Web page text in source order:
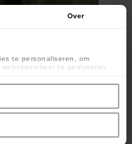
Over
te personaliseren, om
te analyseren.
kunnen deze gegevens
verstrekt of die ze hebben